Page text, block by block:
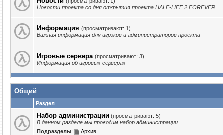
Новости проекта со дня открытия проекта HALF-LIFE 2 FOREVER
Информация (просматривают: 1)
Важная информация для игроков и администраторов проекта
Игровые сервера (просматривают: 3)
Информация об игровых серверах
Общий
Раздел
Набор администрации (просматривают: 5)
В данном разделе мы проводим набор администрации
Подразделы: Архив